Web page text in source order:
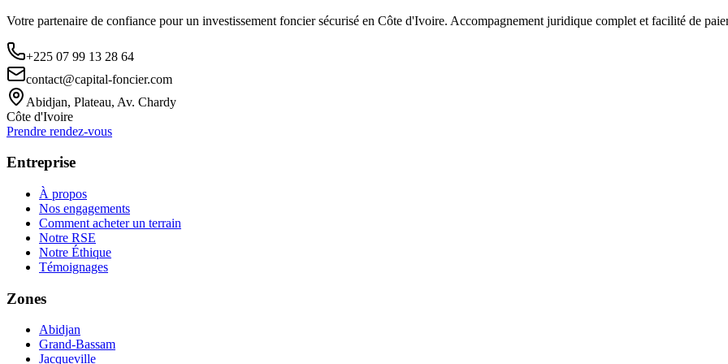
Votre partenaire de confiance pour un investissement foncier sécurisé en Côte d'Ivoire. Accompagnement juridique complet et facilité de
+225 07 99 13 28 64
contact@capital-foncier.com
Abidjan, Plateau, Av. Chardy
Côte d'Ivoire
Prendre rendez-vous
Entreprise
À propos
Nos engagements
Comment acheter un terrain
Notre RSE
Notre Éthique
Témoignages
Zones
Abidjan
Grand-Bassam
Jacqueville